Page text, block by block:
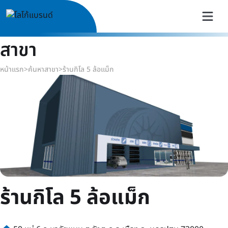
สาขา
หน้าแรก>ค้นหาสาขา>ร้านกิโล 5 ล้อแม็ก
ร้านกิโล 5 ล้อแม็ก